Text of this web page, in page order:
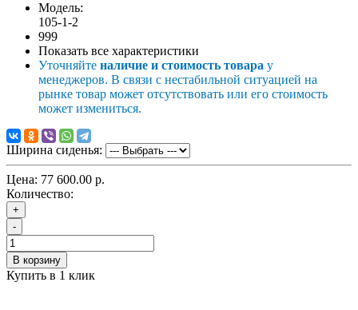
Модель:
105-1-2
999
Показать все характеристики
Уточняйте наличие и стоимость товара у
менеджеров. В связи с нестабильной ситуацией на
рынке товар может отсутствовать или его стоимость
может измениться.
Ширина сиденья:
Цена: 77 600.00 р.
Количество:
+
-
В корзину
Купить в 1 клик